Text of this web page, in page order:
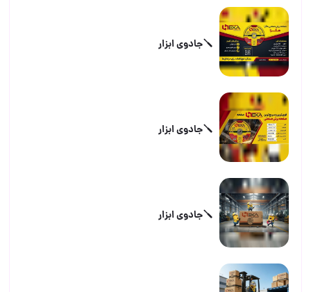
🪛جادوی ابزار
🪛جادوی ابزار
🪛جادوی ابزار